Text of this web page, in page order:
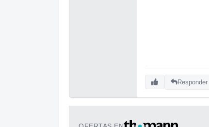
Responder